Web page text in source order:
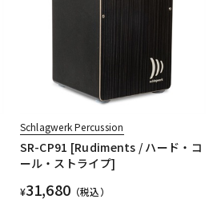
Schlagwerk Percussion
SR-CP91 [Rudiments / ハード・コ
ール・ストライプ]
¥31,680 （税込）